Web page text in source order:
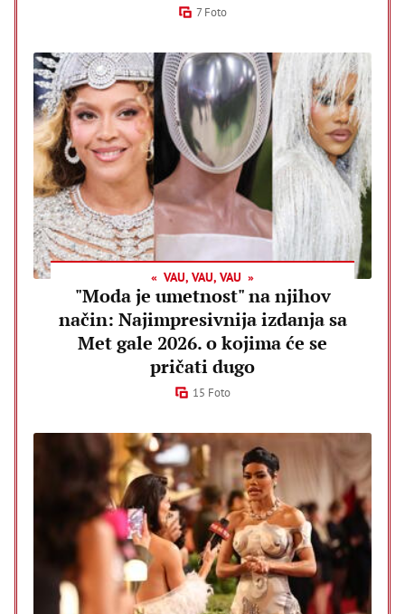
7 Foto
VAU, VAU, VAU
"Moda je umetnost" na njihov
način: Najimpresivnija izdanja sa
Met gale 2026. o kojima će se
pričati dugo
15 Foto